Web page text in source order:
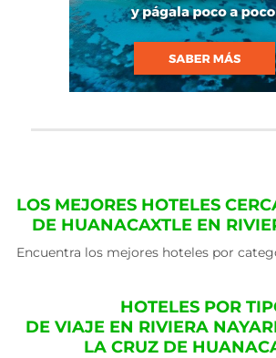
LOS MEJORES HOTELES
DE HUANACAXTLE EN
Encuentra los mejores hoteles por
HOTELES POR
DE VIAJE EN RIVIERA
LA CRUZ DE